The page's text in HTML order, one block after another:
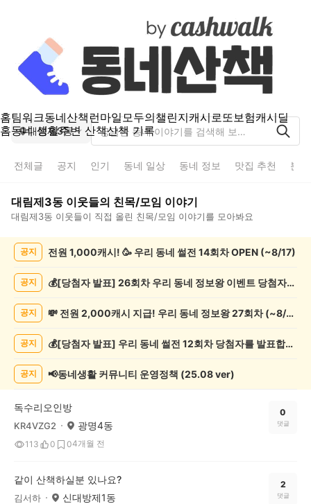
홈팀워크동네산책 런마일모두의챌린지캐시로또보험캐시딜
홈동네 생활주변 산책산책 기록
대림제3동
전체글 공지 인기 동네 일상 동네 정보 맛집 추천 분
대림제3동 이웃들의 친목/모임 이야기
대림제3동 이웃들이 직접 올린 친목/모임 이야기를 모아봐요
목/
글
공지 전원 1,000캐시! 🥳 우리 동네 썰전 14회차 OPEN (~8/17)
공지 💰[당첨자 발표] 26회차 우리 동네 정보왕 이벤트 당첨자를 발표합니다!
공지 💸 전원 2,000캐시 지급! 우리 동네 정보왕 27회차 (~8/10)
공지 💰[당첨자 발표] 우리 동네 썰전 12회차 당첨자를 발표합니다!
공지 📢동네생활 커뮤니티 운영정책 (25.08 ver)
독수리오인방
KR4VZG2 광명4동
113 0 04개월 전
0
댓글
같이 산책하실분 있나요?
김서하 신대방제1동
2
댓글